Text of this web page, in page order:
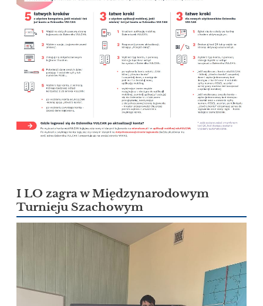
I LO zagra w Międzynarodowym
Turnieju Szachowym